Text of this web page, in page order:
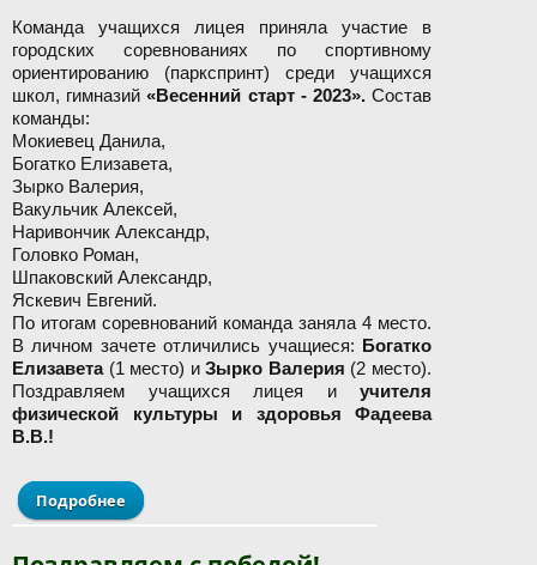
Команда учащихся лицея приняла участие в
городских соревнованиях по спортивному
ориентированию (паркспринт) среди учащихся
школ, гимназий«Весенний старт - 2023».Состав
команды:
Мокиевец Данила,
Богатко Елизавета,
Зырко Валерия,
Вакульчик Алексей,
Наривончик Александр,
Головко Роман,
Шпаковский Александр,
Яскевич Евгений.
По итогам соревнований команда заняла 4 место.
В личном зачете отличились учащиеся: Богатко
Елизавета(1 место) иЗырко Валерия (2 место).
Поздравляем учащихся лицея и учителя
физической культуры и здоровья Фадеева
В.В.!
Подробнее о Поздравляем!